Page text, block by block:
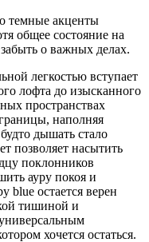
темные акценты
общее состояние на
о важных делах.
легкостью вступает
лофта до изысканного
пространствах
наполняя
дышать стало
позволяет насытить
поклонников
ауру покоя и
blue остается верен
тишиной и
хочется остаться.